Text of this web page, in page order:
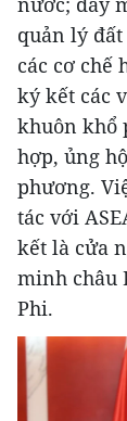
quản lý
các cơ chế
ký kết các
khuôn khổ
hợp, ủng
phương.
tác với
kết là cửa
minh châu
Phi.